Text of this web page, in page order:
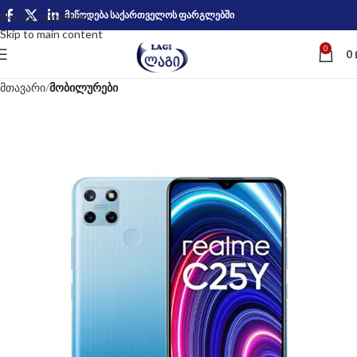
Skip to navigation
Skip to main content
მიწოდება საქართველოს ფარგლებში
0 0
მთავარი მობილურები